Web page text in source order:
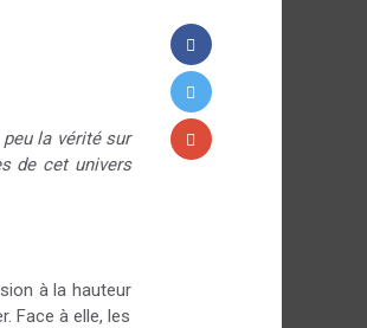
la vérité sur
de cet univers
à la hauteur
Face à elle, les